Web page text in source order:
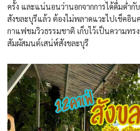
ครั้ง และแน่นอนว่านอกจากการได้ดื่มด่ำกั
สังขละบุรีแล้ว ต้องไม่พลาดแวะไปเช็คอิน
กาแฟชมวิวธรรมชาติ เก็บไว้เป็นความทร
สัมผัสมนต์เสน่ห์สังขละบุรี